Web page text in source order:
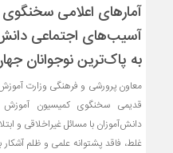
آمارهای اعلامی
آسیب‌های اجتماعی
به پاک‌ترین نوجوانان
معاون پرورشی و فرهنگی وزارت
غلط، فاقد پشتوانه علمی و ظلم